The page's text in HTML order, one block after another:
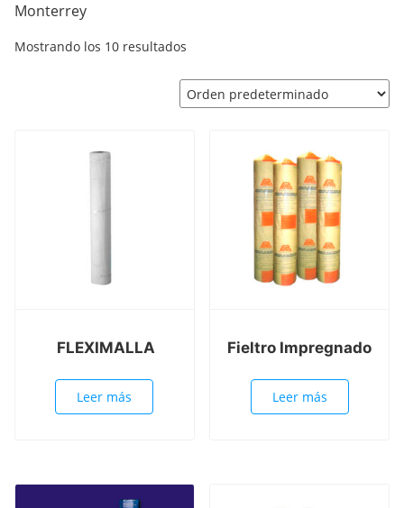
Monterrey
Mostrando los 10 resultados
FLEXIMALLA
Leer más
Fieltro Impregnado
Leer más